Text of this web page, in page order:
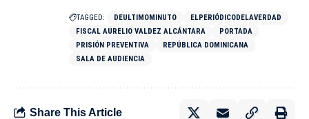
TAGGED: DEULTIMOMINUTO
ELPERIÓDICODELAVERDAD
FISCAL AURELIO VALDEZ ALCÁNTARA
PORTADA
PRISIÓN PREVENTIVA
REPÚBLICA DOMINICANA
SALA DE AUDIENCIA
Share This Article